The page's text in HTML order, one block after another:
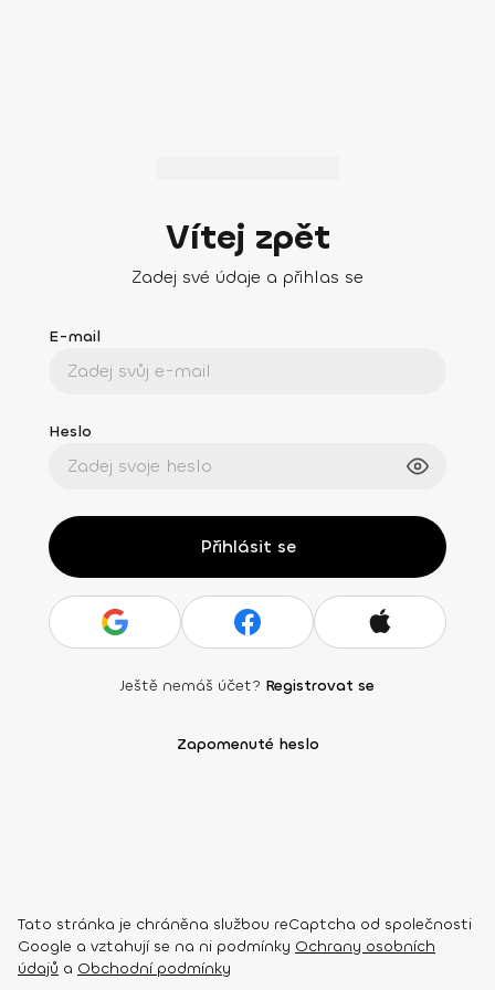
Vítej zpět
Zadej své údaje a přihlas se
E-mail
Heslo
Přihlásit se
Ještě nemáš účet? Registrovat se
Zapomenuté heslo
Tato stránka je chráněna službou reCaptcha od společnosti
Google a vztahují se na ni podmínky Ochrany osobních
údajů a Obchodní podmínky